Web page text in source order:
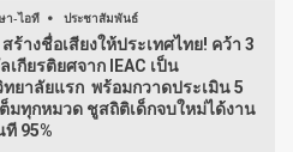
า-ไอที ประชาสัมพันธ์
สร้างชื่อเสียงให้ประเทศไทย! คว้า 3
เกียรติยศจาก IEAC เป็น
ทยาลัยแรก พร้อมกวาดประเมิน 5
มทุกหมวด ชูสถิติเด็กจบใหม่ได้งาน
95%